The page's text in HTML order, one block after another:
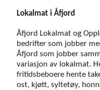
Lokalmat i Åfjord
Åfjord Lokalmat og
bedrifter som jobber
Åfjord som jobber
variasjon av lokalmat.
fritidsbeboere hente
ost, kjøtt, syltetøy,